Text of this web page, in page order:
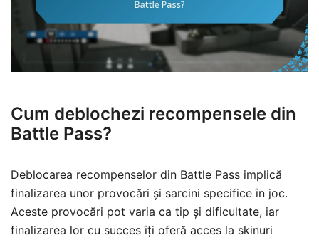
Cum deblochezi recompensele din
Battle Pass?
Deblocarea recompenselor din Battle Pass implică
finalizarea unor provocări și sarcini specifice în joc.
Aceste provocări pot varia ca tip și dificultate, iar
finalizarea lor cu succes îți oferă acces la skinuri